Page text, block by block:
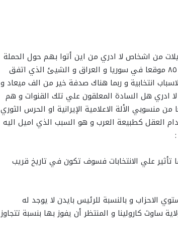
من اشخاص لا ادري من اين أتوا بهم حول الحملة
الانتقامية التي بدئتها الولايات المتحدة الأمريكية بضرب ٨٥ موقعا في سوريا و العراق و الشيئ الذي اتفق
انتخابية و ربما هناك صدفة خير من الف ميعاد و
ادري هل السادة المعلقون علي تلك القنوات و هم
الألة الاعلامية الإيرانية او الحرس الثوري
العقل كطبيعة العرب و هو السبب الذي اميل اليه
تأثير علي الانتخابات فسوف تكون في تاريخ قريب
الاحزاب و بالنسبة للرئيس بايدن لا يوجد له
ساوث كارولينا و المنتظر أن يفوز بها بنسبة تتجاوز